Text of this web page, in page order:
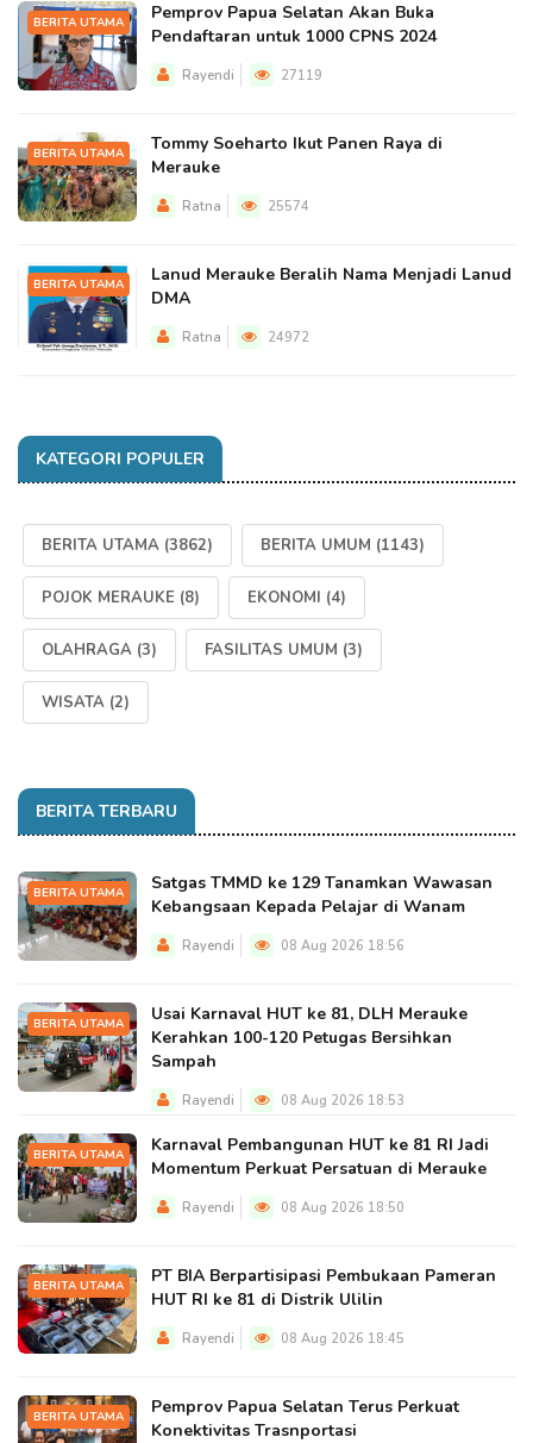
BERITA UTAMA
Pemprov Papua Selatan Akan Buka
Pendaftaran untuk 1000 CPNS 2024
Rayendi 27119
BERITA UTAMA
Tommy Soeharto Ikut Panen Raya di
Merauke
Ratna 25574
BERITA UTAMA
Lanud Merauke Beralih Nama Menjadi Lanud
DMA
Ratna 24972
KATEGORI POPULER
BERITA UTAMA (3862) BERITA UMUM (1143)
POJOK MERAUKE (8) EKONOMI (4)
OLAHRAGA (3) FASILITAS UMUM (3)
WISATA (2)
BERITA TERBARU
BERITA UTAMA
Satgas TMMD ke 129 Tanamkan Wawasan
Kebangsaan Kepada Pelajar di Wanam
Rayendi 08 Aug 2026 18:56
BERITA UTAMA
Usai Karnaval HUT ke 81, DLH Merauke
Kerahkan 100-120 Petugas Bersihkan
Sampah
Rayendi 08 Aug 2026 18:53
BERITA UTAMA
Karnaval Pembangunan HUT ke 81 RI Jadi
Momentum Perkuat Persatuan di Merauke
Rayendi 08 Aug 2026 18:50
BERITA UTAMA
PT BIA Berpartisipasi Pembukaan Pameran
HUT RI ke 81 di Distrik Ulilin
Rayendi 08 Aug 2026 18:45
BERITA UTAMA
Pemprov Papua Selatan Terus Perkuat
Konektivitas Trasnportasi